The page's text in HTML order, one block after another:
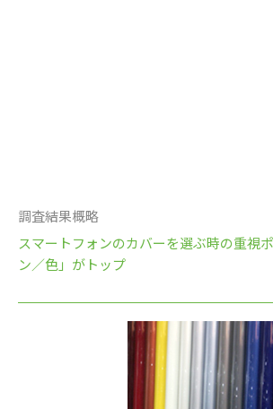
調査結果概略
スマートフォンのカバーを選ぶ時の重視
ン／色」がトップ